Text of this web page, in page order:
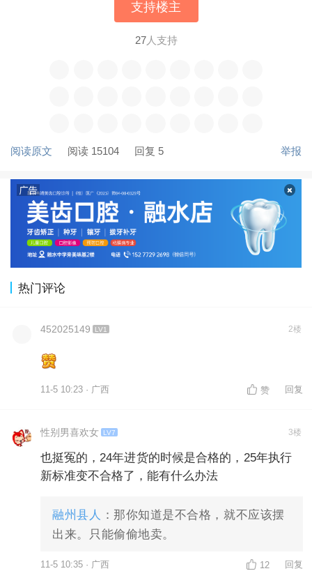
支持楼主
27人支持
阅读原文 阅读 15104 回复 5 举报
热门评论
452025149 LV1 2楼
11-5 10:23 · 广西 赞 回复
性别男喜欢女 LV7 3楼
也挺冤的，24年进货的时候是合格的，25年执行
新标准变不合格了，能有什么办法
融州县人
：那你知道是不合格，就不应该摆
出来。只能偷偷地卖。
11-5 10:35 · 广西 12 回复